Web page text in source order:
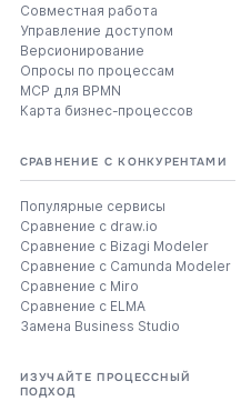
Совместная работа
Управление доступом
Версионирование
Опросы по процессам
MCP для BPMN
Карта бизнес-процессов
СРАВНЕНИЕ С КОНКУРЕНТАМИ
Популярные сервисы
Сравнение с draw.io
Сравнение с Bizagi Modeler
Сравнение с Camunda Modeler
Сравнение с Miro
Сравнение с ELMA
Замена Business Studio
ИЗУЧАЙТЕ ПРОЦЕССНЫЙ
ПОДХОД